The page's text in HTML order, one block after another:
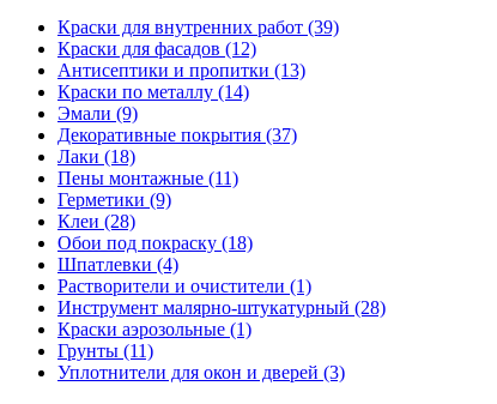
Краски для внутренних работ (39)
Краски для фасадов (12)
Антисептики и пропитки (13)
Краски по металлу (14)
Эмали (9)
Декоративные покрытия (37)
Лаки (18)
Пены монтажные (11)
Герметики (9)
Клеи (28)
Обои под покраску (18)
Шпатлевки (4)
Растворители и очистители (1)
Инструмент малярно-штукатурный (28)
Краски аэрозольные (1)
Грунты (11)
Уплотнители для окон и дверей (3)